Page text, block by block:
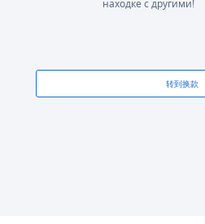
находке с другими!
转到换款